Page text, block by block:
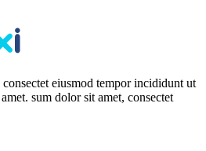
eiusmod tempor incididunt ut
sum dolor sit amet, consectet